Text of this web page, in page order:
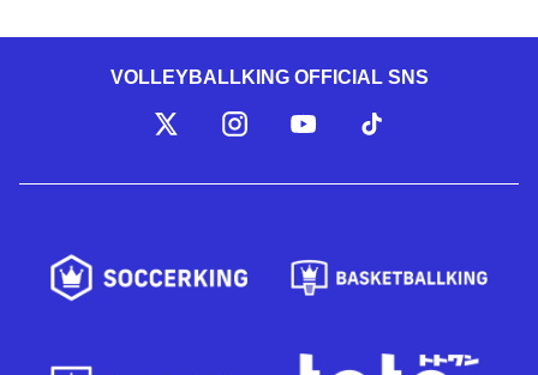
VOLLEYBALLKING OFFICIAL SNS